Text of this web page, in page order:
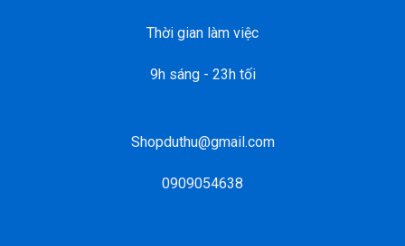
Thời gian làm việc
9h sáng - 23h tối
Shopduthu@gmail.com
0909054638